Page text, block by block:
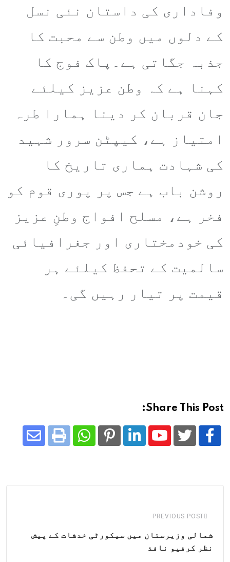
وفاداری کی داستان نئی نسل
کے دلوں میں وطن سے محبت کا
جذبہ جگاتی ہے۔پاک فوج کا
کہنا ہے کہ وطن عزیز کیلئے
جان قربان کر دینا ہمارا طرہ
امتیاز ہے، کیپٹن سرور شہید
کی شہادت ہماری تاریخ کا
روشن باب ہے جس پر پوری قوم کو
فخر ہے، مسلح افواج وطنِ عزیز
کی خودمختاری اور جغرافیائی
سالمیت کے تحفظ کیلئے ہر
قیمت پر تیار رہیں گی۔
Share This Post:
Youtube
LinkedIn
Pinterest
Whatsapp
Print
PREVIOUS POST
شمالی وزیرستان میں سیکورٹی خدشات کے پیش
نظر کرفیو نافذ